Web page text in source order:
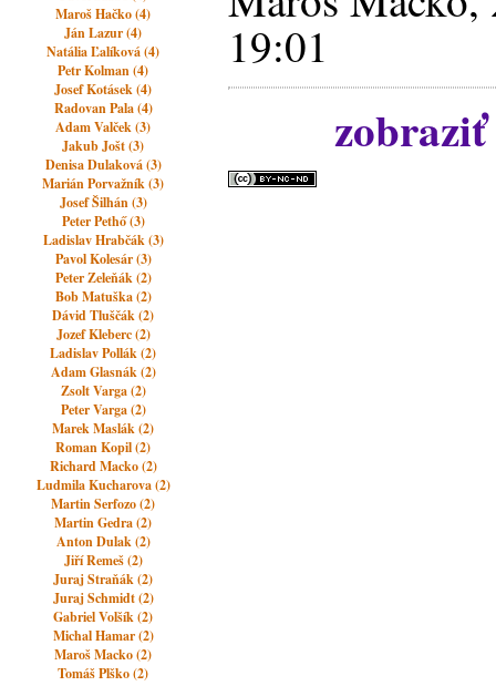
Maroš Hačko (4)
Ján Lazur (4)
Natália Ľalíková (4)
Petr Kolman (4)
Josef Kotásek (4)
Radovan Pala (4)
Adam Valček (3)
Jakub Jošt (3)
Denisa Dulaková (3)
Marián Porvažník (3)
Josef Šilhán (3)
Peter Pethő (3)
Ladislav Hrabčák (3)
Pavol Kolesár (3)
Peter Zeleňák (2)
Bob Matuška (2)
Dávid Tluščák (2)
Jozef Kleberc (2)
Ladislav Pollák (2)
Adam Glasnák (2)
Zsolt Varga (2)
Peter Varga (2)
Marek Maslák (2)
Roman Kopil (2)
Richard Macko (2)
Ludmila Kucharova (2)
Martin Serfozo (2)
Martin Gedra (2)
Anton Dulak (2)
Jiří Remeš (2)
Juraj Straňák (2)
Juraj Schmidt (2)
Gabriel Volšík (2)
Michal Hamar (2)
Maroš Macko (2)
Tomáš Plško (2)
19:01